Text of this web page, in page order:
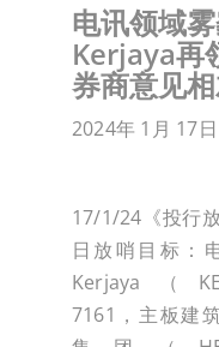
电讯领域
Kerjaya再
券商意见
2024年 1月 17日
17/1/24《投行
日放哨目标：
Kerjaya（
7161，主板建